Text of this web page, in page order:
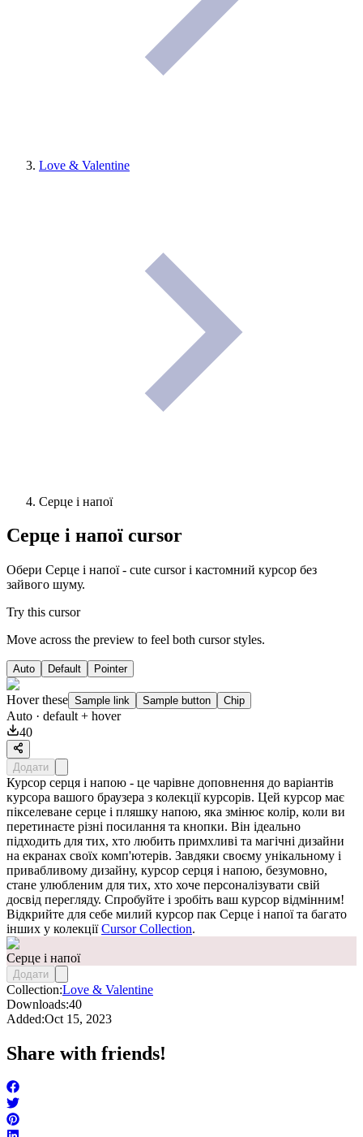
Love & Valentine
Серце і напої
Серце і напої cursor
Обери Серце і напої - cute cursor і кастомний курсор без
зайвого шуму.
Try this cursor
Move across the preview to feel both cursor styles.
Auto Default Pointer
Hover these Sample link Sample button Chip
Auto · default + hover
40
Додати
Курсор серця і напою - це чарівне доповнення до варіантів
курсора вашого браузера з колекції курсорів. Цей курсор має
пікселеване серце і пляшку напою, яка змінює колір, коли ви
перетинаєте різні посилання та кнопки. Він ідеально
підходить для тих, хто любить примхливі та магічні дизайни
на екранах своїх комп'ютерів. Завдяки своєму унікальному і
привабливому дизайну, курсор серця і напою, безумовно,
стане улюбленим для тих, хто хоче персоналізувати свій
досвід перегляду. Спробуйте і зробіть ваш курсор відмінним!
Відкрийте для себе милий курсор пак Серце і напоїта багато
інших у колекціїCursor Collection.
Серце і напої
Додати
Collection:Love & Valentine
Downloads:40
Added:Oct 15, 2023
Share with friends!